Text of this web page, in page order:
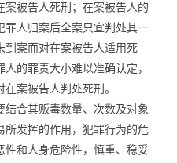
被告人死刑；在案被告人的
罪人归案后全案只宜判处其一
到案而对在案被告人适用死
的罪责大小难以准确认定，
案被告人判处死刑。
合其贩毒数量、次数及对象
所发挥的作用，犯罪行为的危
性和人身危险性，慎重、稳妥